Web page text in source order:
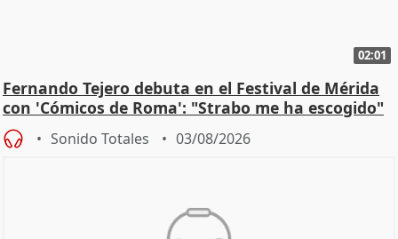
02:01
Fernando Tejero debuta en el Festival de Mérida
con 'Cómicos de Roma': "Strabo me ha escogido"
Sonido Totales 03/08/2026